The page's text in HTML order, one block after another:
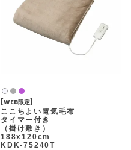
白2グレーパープル
[WEB限定]
ここちよい電気毛布
タイマー付き
（掛け敷き）
188x120cm
KDK-75240T